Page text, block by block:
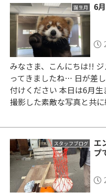
誕生月 6
みなさま、こんにちは!!
ってきましたね… 日が差
付けください 本日は6月
撮影した素敵な写真と共
スタッフブログ
エ
プ